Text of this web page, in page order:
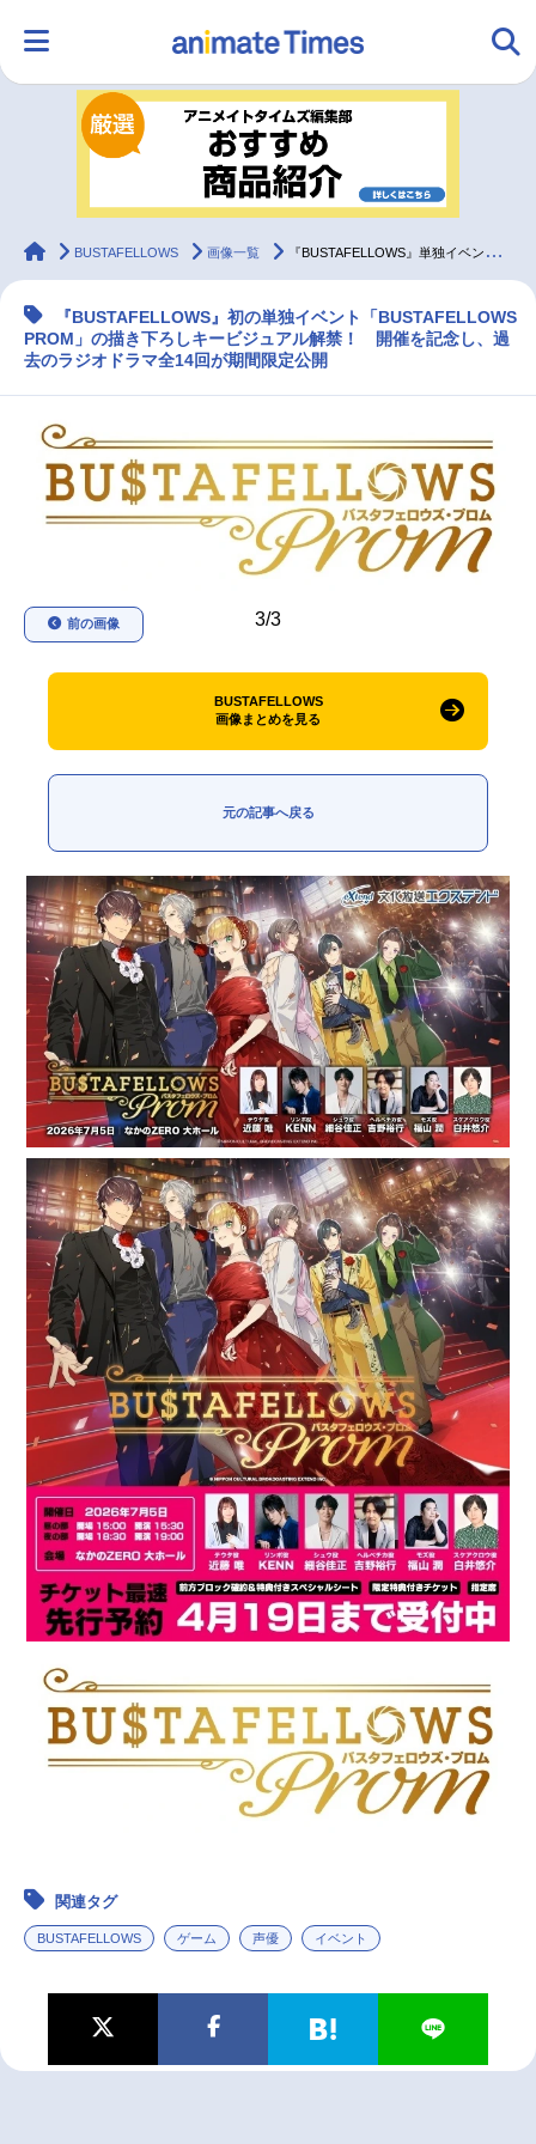
ランキング アニメ
ラジオ みんなの声
マンガ・ラノベ ゲーム・アプリ 音楽 コスプレ
2.5次元
最新記事一覧
アニメ記事一覧 声優記事一覧
実写化映画一覧
今期アニメ曜日別一覧
春アニメ
冬アニメ
男性声優/女性声優一覧
animateTimes
BUSTAFELLOWS 画像一覧 『BUSTAFELLOWS』単独イベントの描き下ろしキービジュアル解禁
『BUSTAFELLOWS』初の単独イベント「BUSTAFELLOWS
PROM」の描き下ろしキービジュアル解禁！ 開催を記念し、過
去のラジオドラマ全14回が期間限定公開
3/3
前の画像
BUSTAFELLOWS
画像まとめを見る
元の記事へ戻る
関連タグ
BUSTAFELLOWS ゲーム 声優 イベント